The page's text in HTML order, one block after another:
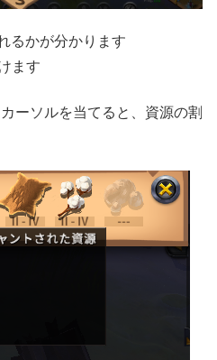
るかが分かります
ます
ーソルを当てると、資源の割